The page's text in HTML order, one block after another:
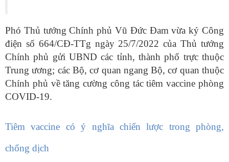
Phó Thủ tướng Chính phủ Vũ Đức Đam vừa ký Công
điện số 664/CĐ-TTg ngày 25/7/2022 của Thủ tướng
Chính phủ gửi UBND các tỉnh, thành phố trực thuộc
Trung ương; các Bộ, cơ quan ngang Bộ, cơ quan thuộc
Chính phủ về tăng cường công tác tiêm vaccine phòng
COVID-19.
Tiêm vaccine có ý nghĩa chiến lược trong phòng,
chống dịch